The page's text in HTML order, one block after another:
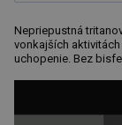
Nepriepustná
vonkajších
uchopenie. Bez